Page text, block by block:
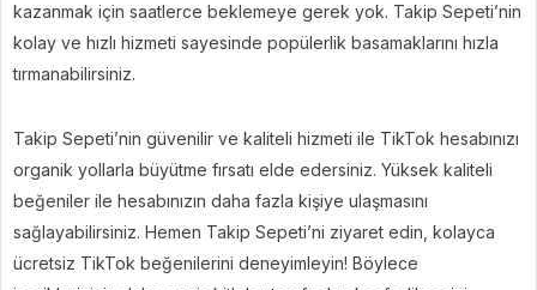
kazanmak için saatlerce beklemeye gerek yok. Takip Sepeti’nin
kolay ve hızlı hizmeti sayesinde popülerlik basamaklarını hızla
tırmanabilirsiniz.
Takip Sepeti’nin güvenilir ve kaliteli hizmeti ile TikTok hesabınızı
organik yollarla büyütme fırsatı elde edersiniz. Yüksek kaliteli
beğeniler ile hesabınızın daha fazla kişiye ulaşmasını
sağlayabilirsiniz. Hemen Takip Sepeti’ni ziyaret edin, kolayca
ücretsiz TikTok beğenilerini deneyimleyin! Böylece